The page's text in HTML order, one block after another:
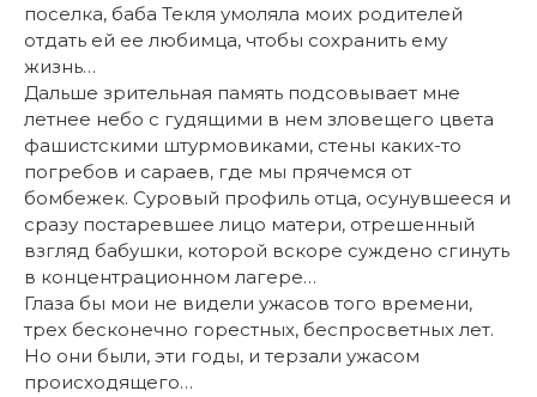
поселка, баба Текля умоляла моих родителей
отдать ей ее любимца, чтобы сохранить ему
жизнь…
Дальше зрительная память подсовывает мне
летнее небо с гудящими в нем зловещего цвета
фашистскими штурмовиками, стены каких-то
погребов и сараев, где мы прячемся от
бомбежек. Суровый профиль отца, осунувшееся и
сразу постаревшее лицо матери, отрешенный
взгляд бабушки, которой вскоре суждено сгинуть
в концентрационном лагере…
Глаза бы мои не видели ужасов того времени,
трех бесконечно горестных, беспросветных лет.
Но они были, эти годы, и терзали ужасом
происходящего…